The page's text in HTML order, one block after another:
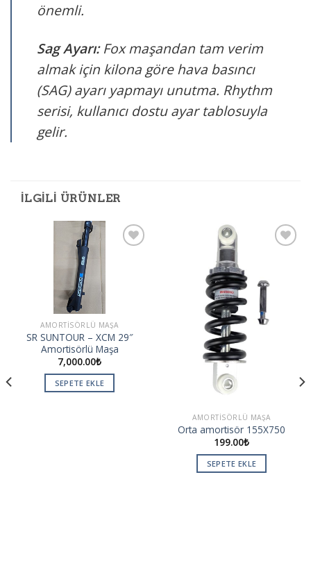
önemli.
Sag Ayarı:Fox maşandan tam verim
almak için kilona göre hava basıncı
(SAG) ayarı yapmayı unutma. Rhythm
serisi, kullanıcı dostu ayar tablosuyla
gelir.
İLGILI ÜRÜNLER
AMORTISÖRLÜ MAŞA
SR SUNTOUR – XCM 29″
Amortisörlü Maşa
7,000.00₺
SEPETE EKLE
AMORTISÖRLÜ MAŞA
Orta amortisör 155X750
199.00₺
SEPETE EKLE